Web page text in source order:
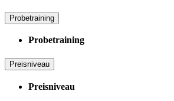
Probetraining
Probetraining
Preisniveau
Preisniveau